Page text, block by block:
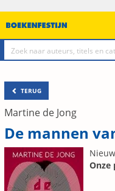
TERUG
Martine de Jong
De mannen
Onze